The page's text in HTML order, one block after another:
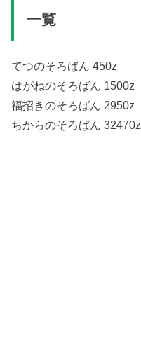
一覧
てつのそろばん 450z
はがねのそろばん 1500z
福招きのそろばん 2950z
ちからのそろばん 32470z